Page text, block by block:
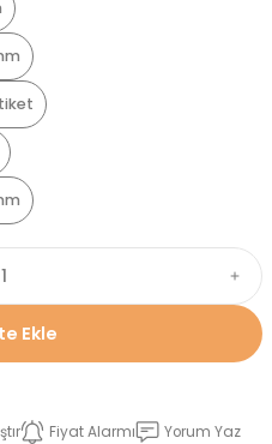
Ekle
Fiyat Alarmı
Yorum Yaz